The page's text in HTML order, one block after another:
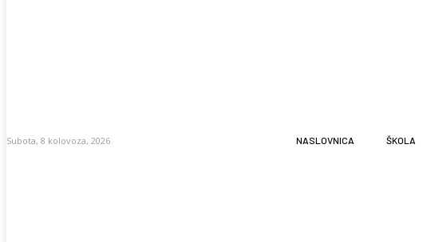
Subota, 8 kolovoza, 2026 NASLOVNICA ŠKOLA